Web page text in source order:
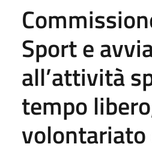
Sport e
all’attività
tempo
volontariato